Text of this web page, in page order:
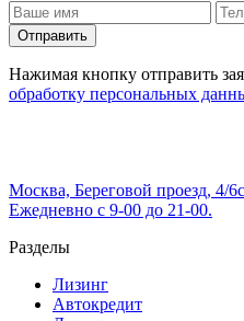
Отправить
Нажимая кнопку отправить
обработку персональных
Москва, Береговой проезд, 4/
Ежедневно с 9-00 до 21-00.
Разделы
Лизинг
Автокредит